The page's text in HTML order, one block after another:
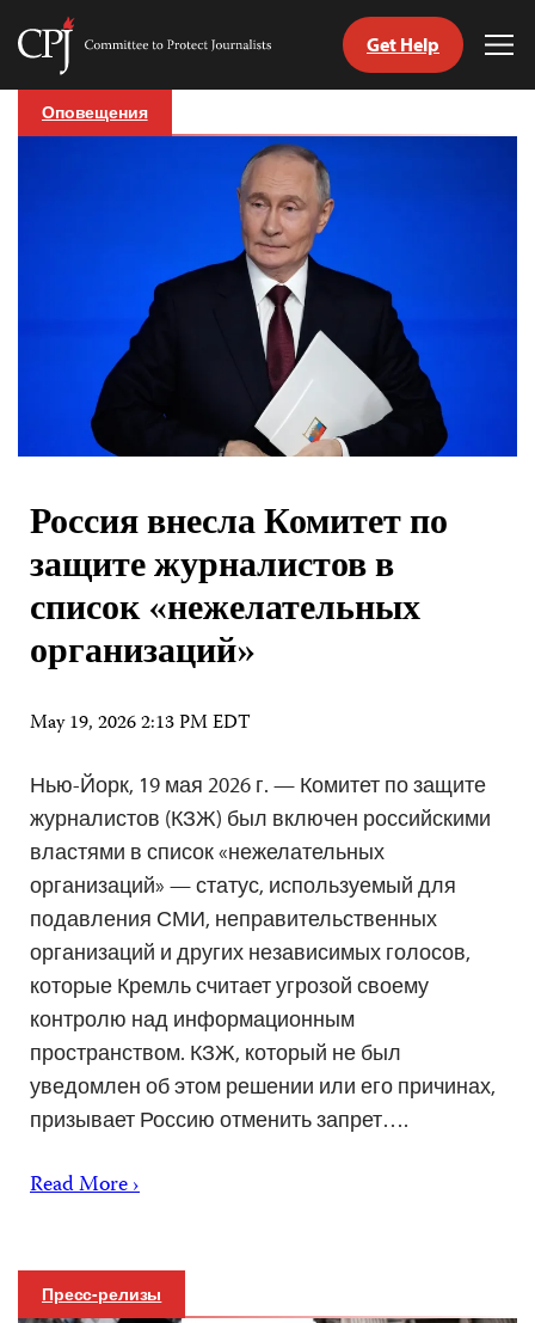
Skip
Committee
Protect
Journalists
Get Help
Оповещения
Россия внесла Комитет по
защите журналистов в
список «нежелательных
организаций»
May 19, 2026 2:13 PM EDT
Нью-Йорк, 19 мая 2026 г. — Комитет по защите
журналистов (КЗЖ) был включен российскими
властями в список «нежелательных
организаций» — статус, используемый для
подавления СМИ, неправительственных
организаций и других независимых голосов,
которые Кремль считает угрозой своему
контролю над информационным
пространством. КЗЖ, который не был
уведомлен об этом решении или его причинах,
призывает Россию отменить запрет….
Read More ›
Пресс-релизы